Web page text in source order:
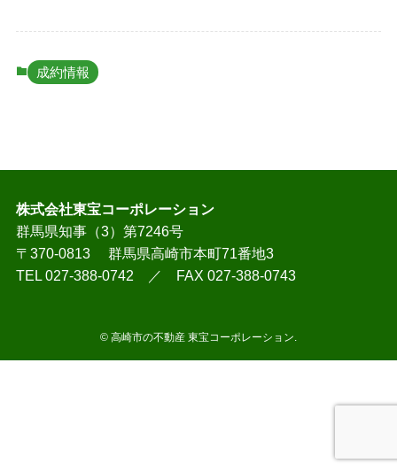
成約情報
株式会社東宝コーポレーション
群馬県知事（3）第7246号
〒370-0813 群馬県高崎市本町71番地3
TEL 027-388-0742 ／ FAX 027-388-0743
© 高崎市の不動産 東宝コーポレーション.